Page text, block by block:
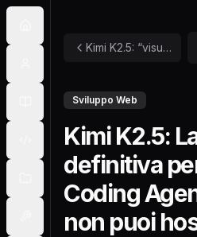
Kimi K2.5: “visual agentic intelligence” e perché questa release è più grossa di quanto sembri
Sviluppo Web
Kimi K2.5:
definitiva
Coding
non puoi